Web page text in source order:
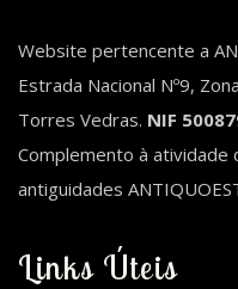
Website pertencente a
Estrada Nacional Nº9,
Torres Vedras. NIF
Complemento à atividade
antiguidades
Links Úteis